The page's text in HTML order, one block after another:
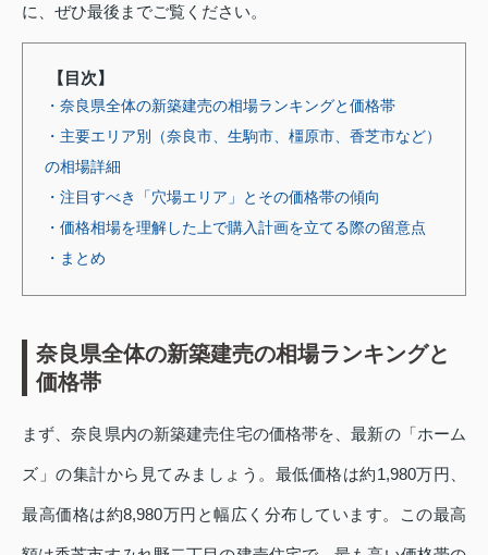
に、ぜひ最後までご覧ください。
【目次】
・奈良県全体の新築建売の相場ランキングと価格帯
・主要エリア別（奈良市、生駒市、橿原市、香芝市など）
の相場詳細
・注目すべき「穴場エリア」とその価格帯の傾向
・価格相場を理解した上で購入計画を立てる際の留意点
・まとめ
奈良県全体の新築建売の相場ランキングと
価格帯
まず、奈良県内の新築建売住宅の価格帯を、最新の「ホーム
ズ」の集計から見てみましょう。最低価格は約1,980万円、
最高価格は約8,980万円と幅広く分布しています。この最高